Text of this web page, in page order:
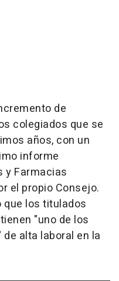
de
colegiados que se
años, con un
informe
y Farmacias
el propio Consejo.
que los titulados
"uno de los
alta laboral en la